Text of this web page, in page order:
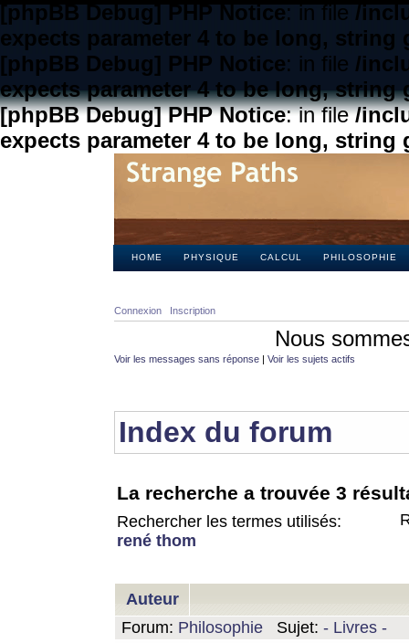
[phpBB Debug] PHP Notice: in file/
expects parameter 4 to be long, string
[phpBB Debug] PHP Notice: in file /
expects parameter 4 to be long, string
[phpBB Debug] PHP Notice: in file/
expects parameter 4 to be long, string
HOME PHYSIQUE CALCUL PHILOSOPHIE
Connexion Inscription
Nous
Voir les messages sans réponse | Voir les sujets actifs
Index du forum
La recherche a trouvée 3
Rechercher les termes utilisés:
rené thom
Auteur
Forum: Philosophie Sujet: - Livres -